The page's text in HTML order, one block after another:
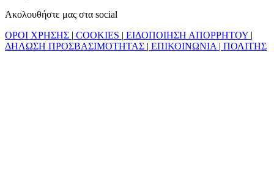
Ακολουθήστε μας στα social
ΟΡΟΙ ΧΡΗΣΗΣ | COOKIES | ΕΙΔΟΠΟΙΗΣΗ ΑΠΟΡΡΗΤΟΥ |
ΔΗΛΩΣΗ ΠΡΟΣΒΑΣΙΜΟΤΗΤΑΣ | ΕΠΙΚΟΙΝΩΝΙΑ | ΠΟΛΙΤΗΣ